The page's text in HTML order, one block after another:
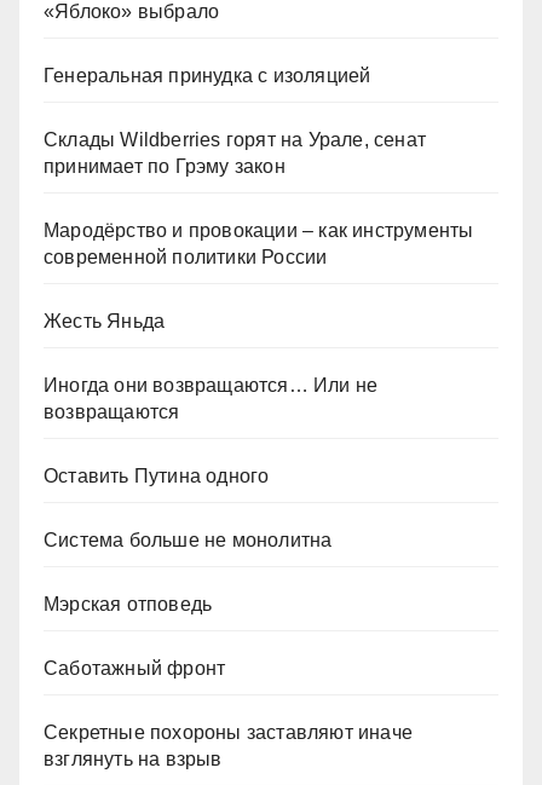
«Яблоко» выбрало
Генеральная принудка с изоляцией
Склады Wildberries горят на Урале, сенат
принимает по Грэму закон
Мародёрство и провокации – как инструменты
современной политики России
Жесть Яньда
Иногда они возвращаются… Или не
возвращаются
Оставить Путина одного
Система больше не монолитна
Мэрская отповедь
Саботажный фронт
Секретные похороны заставляют иначе
взглянуть на взрыв